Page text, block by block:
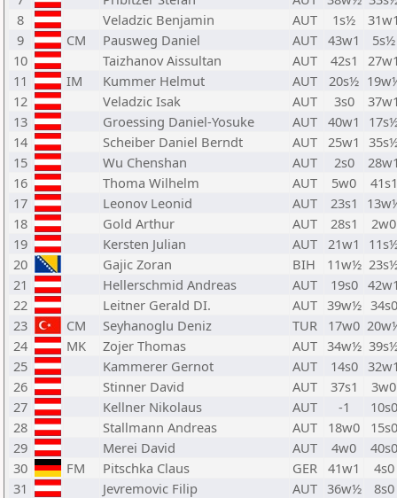
8
Veladzic Benjamin AUT 1s½
9
CM Pausweg Daniel AUT 43w1
5s½
10
Taizhanov Aissultan AUT 42s1
11
IM Kummer Helmut AUT 20s½
12
Veladzic Isak AUT 3s0
13
Groessing Daniel-Yosuke AUT 40w1
14
Scheiber Daniel Berndt AUT 25w1
15
Wu Chenshan AUT 2s0
16
Thoma Wilhelm AUT 5w0
41s1
17
Leonov Leonid AUT 23s1
18
Gold Arthur AUT 28s1
2w0
19
Kersten Julian AUT 21w1
20
Gajic Zoran BIH 11w½
21
Hellerschmid Andreas AUT 19s0
22
Leitner Gerald DI. AUT 39w½ 34s0
23
CM Seyhanoglu Deniz TUR 17w0
24
MK Zojer Thomas AUT 34w½
25
Kammerer Gernot AUT 14s0
26
Stinner David AUT 37s1
3w0
27
Kellner Nikolaus AUT -1
10s0
28
Stallmann Andreas AUT 18w0
15s0
29
Merei David AUT 4w0
40s0
30
FM Pitschka Claus GER 41w1
4s0
31
Jevremovic Filip AUT 36w½
8s0